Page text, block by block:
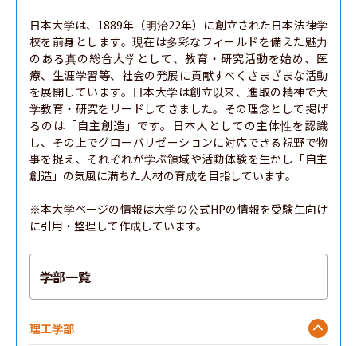
日本大学は、1889年（明治22年）に創立された日本法律学
校を前身とします。現在は多彩なフィールドを備えた魅力
のある真の総合大学として、教育・研究活動を始め、医
療、生涯学習等、社会の発展に貢献すべくさまざまな活動
を展開しています。日本大学は創立以来、進取の精神で大
学教育・研究をリードしてきました。その理念として掲げ
るのは「自主創造」です。日本人としての主体性を認識
し、その上でグローバリゼーションに対応できる視野で物
事を捉え、それぞれが学ぶ領域や活動体験を生かし「自主
創造」の気風に満ちた人材の育成を目指しています。
※本大学ページの情報は大学の公式HPの情報を受験生向け
に引用・整理して作成しています。
学部一覧
理工学部